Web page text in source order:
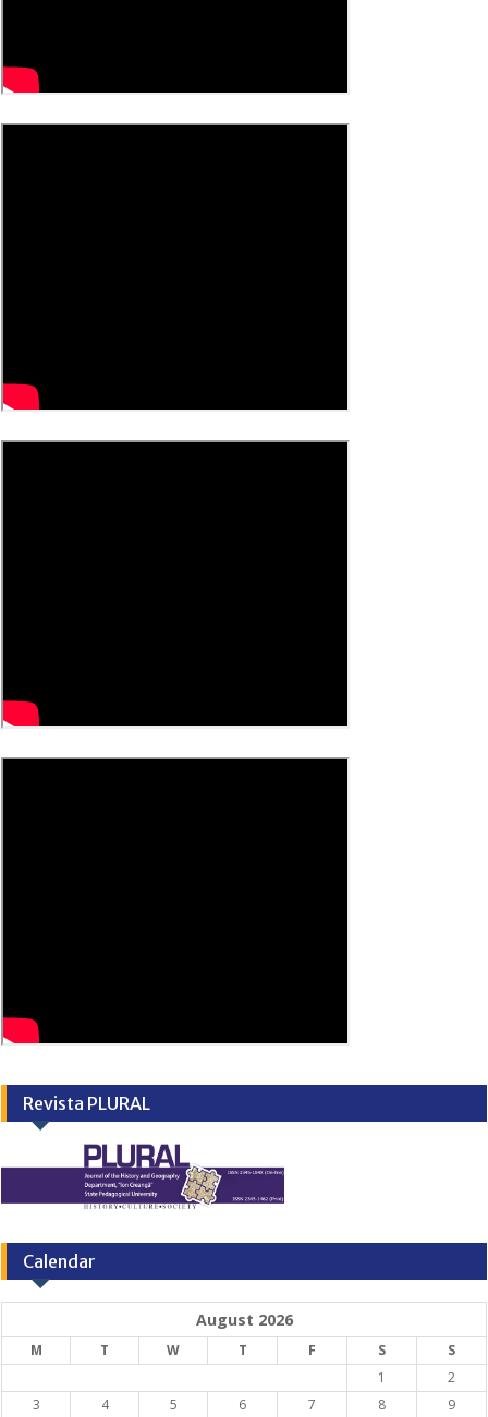
Revista PLURAL
Calendar
August 2026
M T W T F S
S
1
2
3
4 5 6 7 8 9